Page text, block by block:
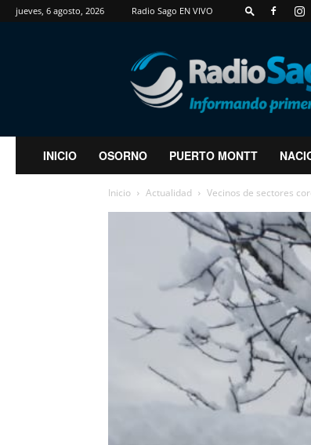
jueves, 6 agosto, 2026 Radio Sago EN VIVO
RadioSago
INICIO OSORNO PUERTO MONTT
Inicio Actualidad Vecinos de sectores